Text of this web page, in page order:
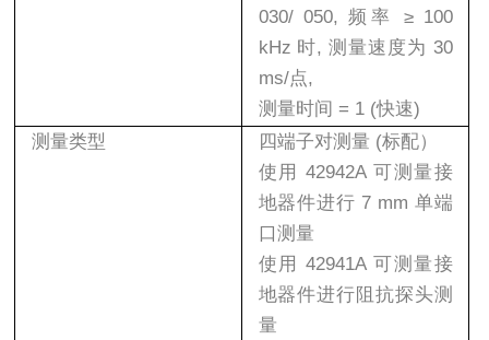
030/ 050, 频率 ≥ 100
kHz 时,测量速度为 30
ms/点,
测量时间 = 1 (快速)
测量类型
四端子对测量 (标配）
使用42942A 可测量接
地器件进行 7 mm 单端
口测量
使用42941A 可测量接
地器件进行阻抗探头测
量